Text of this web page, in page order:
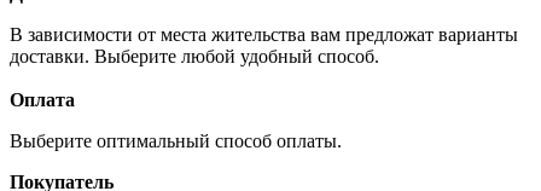
В зависимости от места жительства вам предложат варианты
доставки. Выберите любой удобный способ.
Оплата
Выберите оптимальный способ оплаты.
Покупатель